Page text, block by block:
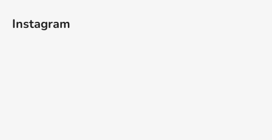
Instagram